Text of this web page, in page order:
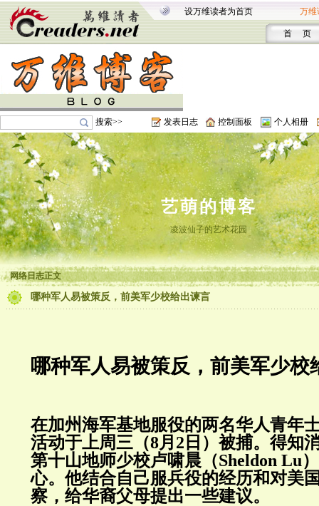
设万维读者为首页 万维
首 页
搜索>> 发表日志 控制面板 个人相册
艺萌的博客
凌波仙子的艺术花园
网络日志正文
哪种军人易被策反，前美军少校给出谏言
哪种军人易被策反，前美军少校
在加州海军基地服役的两名华人青年
活动于上周三（8月2日）被捕。得知
第十山地师少校卢啸晨（Sheldon Lu
心。他结合自己服兵役的经历和对美
察，给华裔父母提出一些建议。